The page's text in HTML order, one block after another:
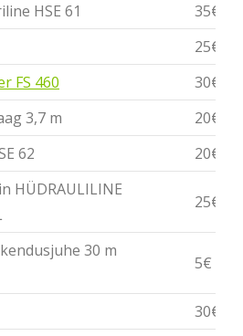
HSE 61
35€
25€
FS 460
30€
3,7 m
20€
62
20€
HÜDRAULILINE
25€
30 m
5€
30€